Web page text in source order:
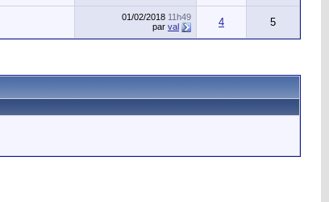
01/02/2018 11h49
par val 4 5